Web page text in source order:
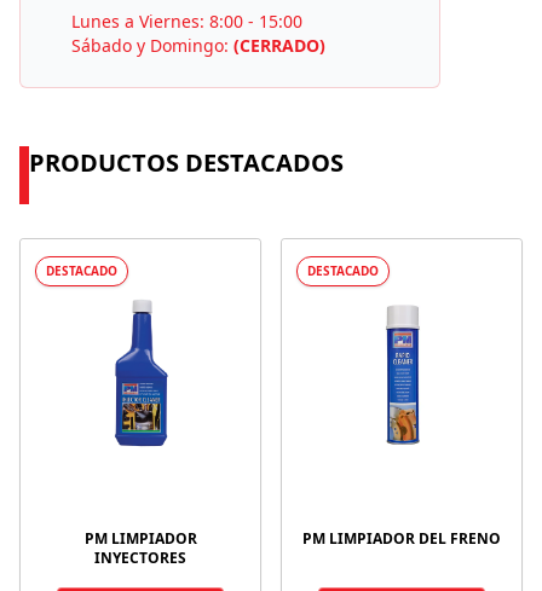
Lunes a Viernes: 8:00 - 15:00
Sábado y Domingo: (CERRADO)
PRODUCTOS DESTACADOS
DESTACADO
PM LIMPIADOR
INYECTORES
DESTACADO
PM LIMPIADOR DEL FRENO